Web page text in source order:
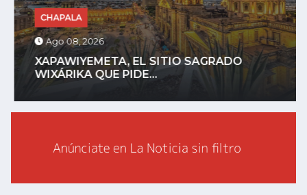
CHAPALA
Ago 08, 2026
XAPAWIYEMETA, EL SITIO SAGRADO
WIXÁRIKA QUE PIDE...